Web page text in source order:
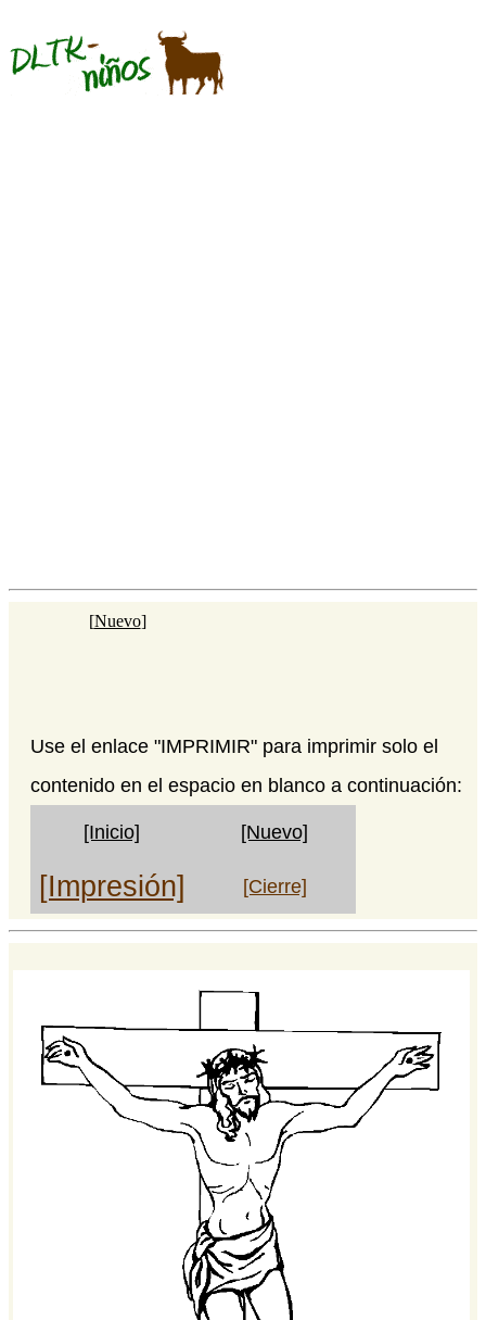
[Nuevo]
Use el enlace "IMPRIMIR" para imprimir solo el
contenido en el espacio en blanco a continuación:
[Inicio] [Nuevo]
[Impresión] [Cierre]